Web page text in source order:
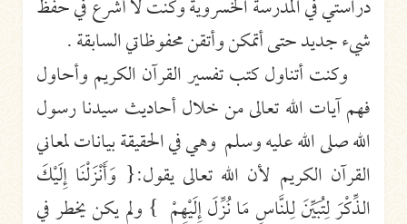
دراستي في المدرسة الخسروية وكنت لا أشرع في حفظ
شيء جديد حتى أتمكن وأتقن محفوظاتي السابقة .
وكنت أتناول كتب تفسير القرآن الكريم وأحاول
فهم آيات الله تعالى من خلال أحاديث سيدنا رسول
الله صلى الله عليه وسلم وهي في الحقيقة بيانات لمعاني
القرآن الكريم لأن الله تعالى يقول:{ وَأَنْزَلْنَا إِلَيْكَ
الذِّكْرَ لِتُبَيِّنَ لِلنَّاسِ مَا نُزِّلَ إِلَيْهِمْ } ولم يكن يخطر في